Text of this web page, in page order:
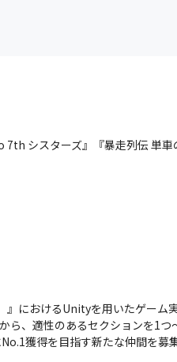
シスターズ』『暴走列伝 単車
』におけるUnityを用いたゲーム
ら、適性のあるセクションを1つ
獲得を目指す新たな仲間を募